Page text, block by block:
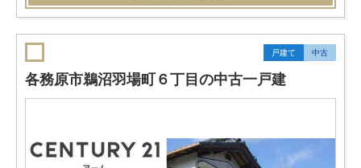
戸建て 中古
各務原市鵜沼羽場町６丁目の中古一戸建